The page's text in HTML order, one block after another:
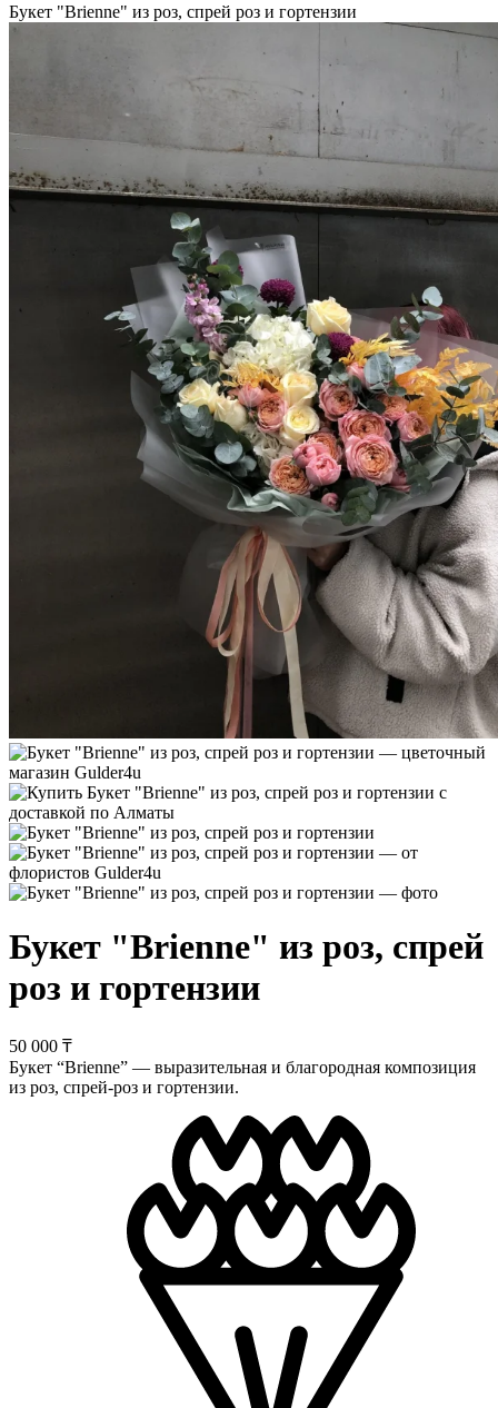
Букет "Brienne" из роз, спрей роз и гортензии
Букет "Brienne" из роз, спрей
роз и гортензии
50 000 ₸
Букет “Brienne” — выразительная и благородная композиция
из роз, спрей-роз и гортензии.